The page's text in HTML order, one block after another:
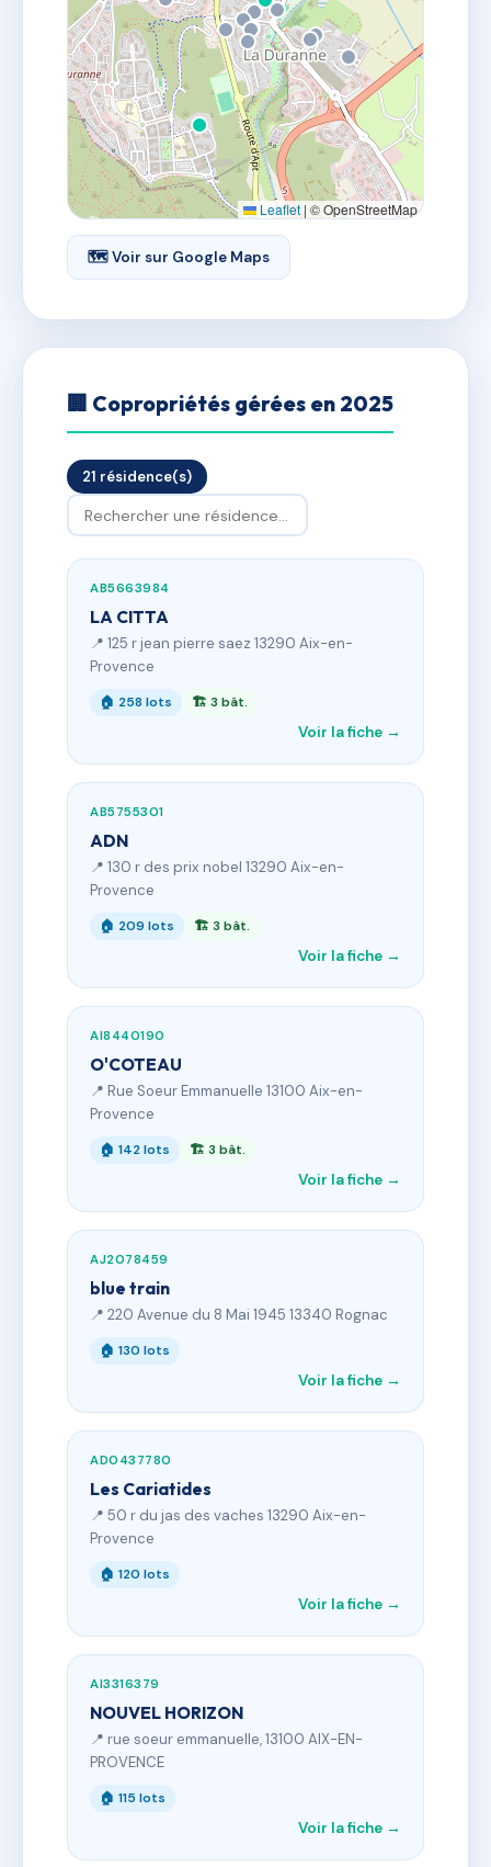
Leaflet | © OpenStreetMap
🗺 Voir sur Google Maps
🏢 Copropriétés gérées en 2025
21 résidence(s)
AB5663984
LA CITTA
📍 125 r jean pierre saez 13290 Aix-en-
Provence
🏠 258 lots 🏗 3 bât.
Voir la fiche →
AB5755301
ADN
📍 130 r des prix nobel 13290 Aix-en-
Provence
🏠 209 lots 🏗 3 bât.
Voir la fiche →
AI8440190
O'COTEAU
📍 Rue Soeur Emmanuelle 13100 Aix-en-
Provence
🏠 142 lots 🏗 3 bât.
Voir la fiche →
AJ2078459
blue train
📍 220 Avenue du 8 Mai 1945 13340 Rognac
🏠 130 lots
Voir la fiche →
AD0437780
Les Cariatides
📍 50 r du jas des vaches 13290 Aix-en-
Provence
🏠 120 lots
Voir la fiche →
AI3316379
NOUVEL HORIZON
📍 rue soeur emmanuelle, 13100 AIX-EN-
PROVENCE
🏠 115 lots
Voir la fiche →